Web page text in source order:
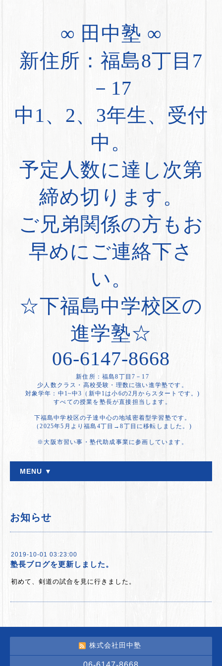
∞ 田中塾 ∞
新住所：福島8丁目7
－17
中1、2、3年生、受付
中。
予定人数に達し次第
締め切ります。
ご兄弟関係の方もお
早めにご連絡下さ
い。
☆下福島中学校区の
進学塾☆
06-6147-8668
新住所：福島8丁目7－17
少人数クラス・高校受験・理数に強い進学塾です。
対象学年：中1~中3（新中1は小6の2月からスタートです。)
すべての授業を塾長が直接担当します。
下福島中学校区の子達中心の地域密着型学習塾です。
（2025年5月より福島4丁目→8丁目に移転しました。)
※大阪市習い事・塾代助成事業に参画しています。
MENU ▼
お知らせ
2019-10-01 03:23:00
塾長ブログを更新しました。
初めて、剣道の試合を見に行きました。
株式会社田中塾